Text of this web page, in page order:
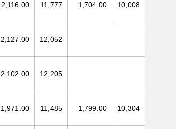
2,116.00 11,777 1,704.00 10,008
2,127.00 12,052
2,102.00 12,205
1,971.00 11,485 1,799.00 10,304